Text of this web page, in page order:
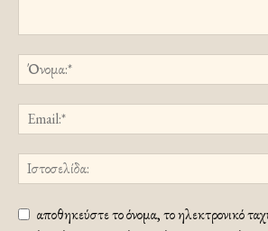
αποθηκεύστε το όνομα, το ηλεκτρονικό